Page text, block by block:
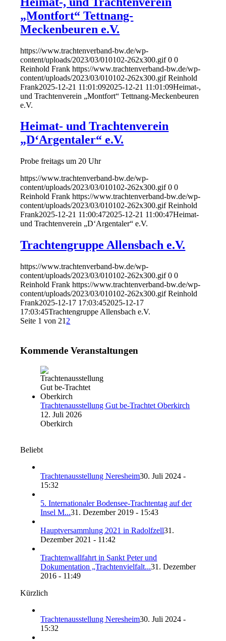
„Montfort“ Tettnang-
Meckenbeuren e.V.
https://www.trachtenverband-bw.de/wp-
content/uploads/2023/03/010102-262x300.gif 0 0
Reinhold Frank https://www.trachtenverband-bw.de/wp-
content/uploads/2023/03/010102-262x300.gif Reinhold
Frank2025-12-21 11:01:092025-12-21 11:01:09Heimat-,
und Trachtenverein „Montfort“ Tettnang-Meckenbeuren
e.V.
Heimat- und Trachtenverein
„D‘Argentaler“ e.V.
Probe freitags um 20 Uhr
https://www.trachtenverband-bw.de/wp-
content/uploads/2023/03/010102-262x300.gif 0 0
Reinhold Frank https://www.trachtenverband-bw.de/wp-
content/uploads/2023/03/010102-262x300.gif Reinhold
Frank2025-12-21 11:00:472025-12-21 11:00:47Heimat-
und Trachtenverein „D‘Argentaler“ e.V.
Trachtengruppe Allensbach e.V.
https://www.trachtenverband-bw.de/wp-
content/uploads/2023/03/010102-262x300.gif 0 0
Reinhold Frank https://www.trachtenverband-bw.de/wp-
content/uploads/2023/03/010102-262x300.gif Reinhold
Frank2025-12-17 17:03:452025-12-17
17:03:45Trachtengruppe Allensbach e.V.
Seite 1 von 21 2
Kommende Veranstaltungen
Trachtenausstellung Gut be-Trachtet Oberkirch
12. Juli 2026
Oberkirch
Beliebt
Trachtenausstellung Neresheim30. Juli 2024 -
15:32
5. Internationaler Bodensee-Trachtentag auf der
Insel M...31. Dezember 2019 - 15:43
Hauptversammlung 2021 in Radolfzell31.
Dezember 2021 - 11:42
Trachtenwallfahrt in Sankt Peter und
Dokumentation „Trachtenvielfalt...31. Dezember
2016 - 11:49
Kürzlich
Trachtenausstellung Neresheim30. Juli 2024 -
15:32